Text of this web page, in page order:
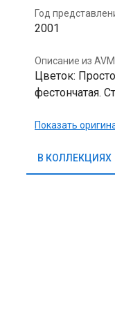
Год
2001
Описание из
Цветок:
фестончатая.
Показать
В КОЛЛЕКЦИЯХ